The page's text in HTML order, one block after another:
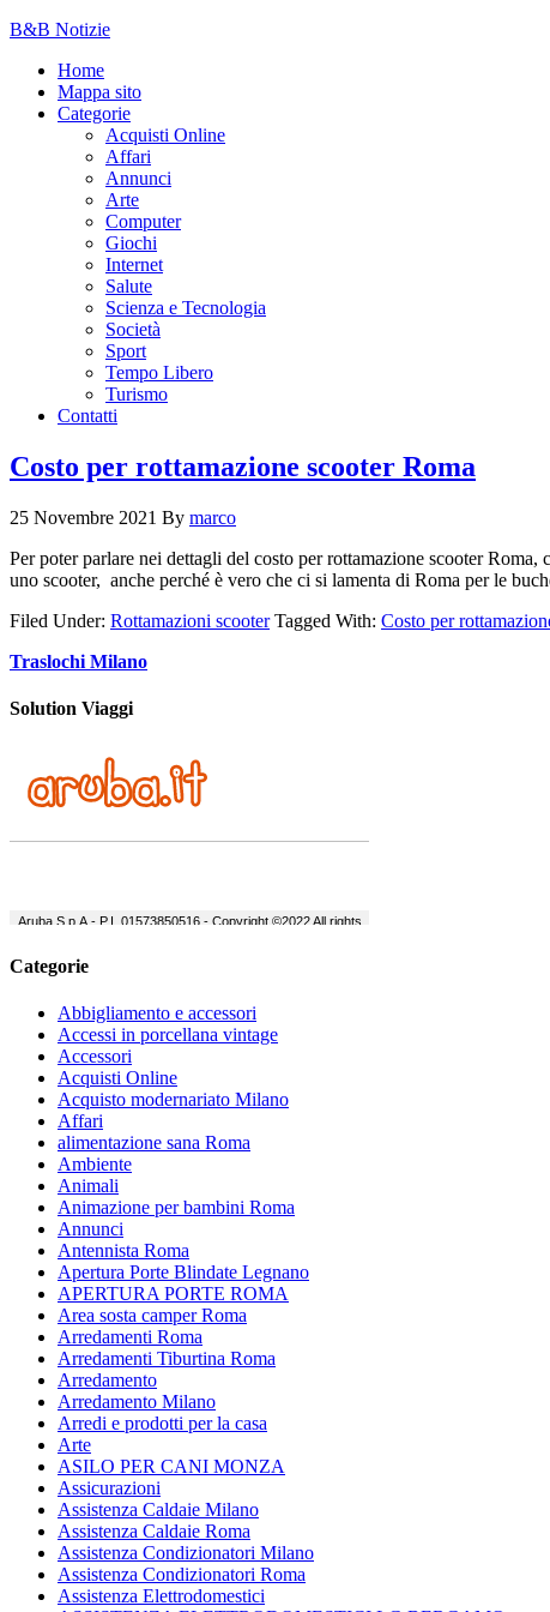
B&B Notizie
Home
Mappa sito
Categorie
Acquisti Online
Affari
Annunci
Arte
Computer
Giochi
Internet
Salute
Scienza e Tecnologia
Società
Sport
Tempo Libero
Turismo
Contatti
Costo per rottamazione scooter Roma
25 Novembre 2021 By marco
Per poter parlare nei dettagli del costo per rottamazione scooter
uno scooter, anche perché è vero che ci si lamenta di Roma per le
Filed Under: Rottamazioni scooter Tagged With: Costo per
Traslochi Milano
Solution Viaggi
Categorie
Abbigliamento e accessori
Accessi in porcellana vintage
Accessori
Acquisti Online
Acquisto modernariato Milano
Affari
alimentazione sana Roma
Ambiente
Animali
Animazione per bambini Roma
Annunci
Antennista Roma
Apertura Porte Blindate Legnano
APERTURA PORTE ROMA
Area sosta camper Roma
Arredamenti Roma
Arredamenti Tiburtina Roma
Arredamento
Arredamento Milano
Arredi e prodotti per la casa
Arte
ASILO PER CANI MONZA
Assicurazioni
Assistenza Caldaie Milano
Assistenza Caldaie Roma
Assistenza Condizionatori Milano
Assistenza Condizionatori Roma
Assistenza Elettrodomestici